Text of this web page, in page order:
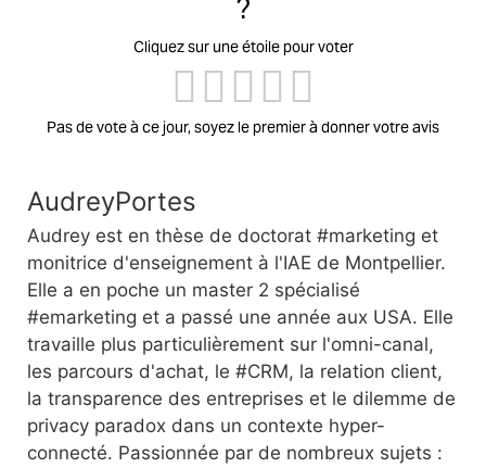
?
Cliquez sur une étoile pour voter
Pas de vote à ce jour, soyez le premier à donner votre avis
AudreyPortes
Audrey est en thèse de doctorat #marketing et
monitrice d'enseignement à l'IAE de Montpellier.
Elle a en poche un master 2 spécialisé
#emarketing et a passé une année aux USA. Elle
travaille plus particulièrement sur l'omni-canal,
les parcours d'achat, le #CRM, la relation client,
la transparence des entreprises et le dilemme de
privacy paradox dans un contexte hyper-
connecté. Passionnée par de nombreux sujets :